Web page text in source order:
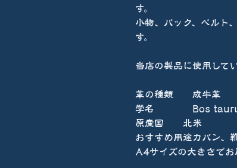
す。
小物、バック、ベルト
す。
当店の製品に使用して
革の種類 成牛革
学名 Bos taurus（
原産国 北米
おすすめ用途カバン、
A4サイズの大きさでお